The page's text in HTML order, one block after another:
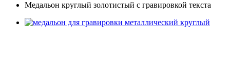
Медальон круглый золотистый с гравировкой текста